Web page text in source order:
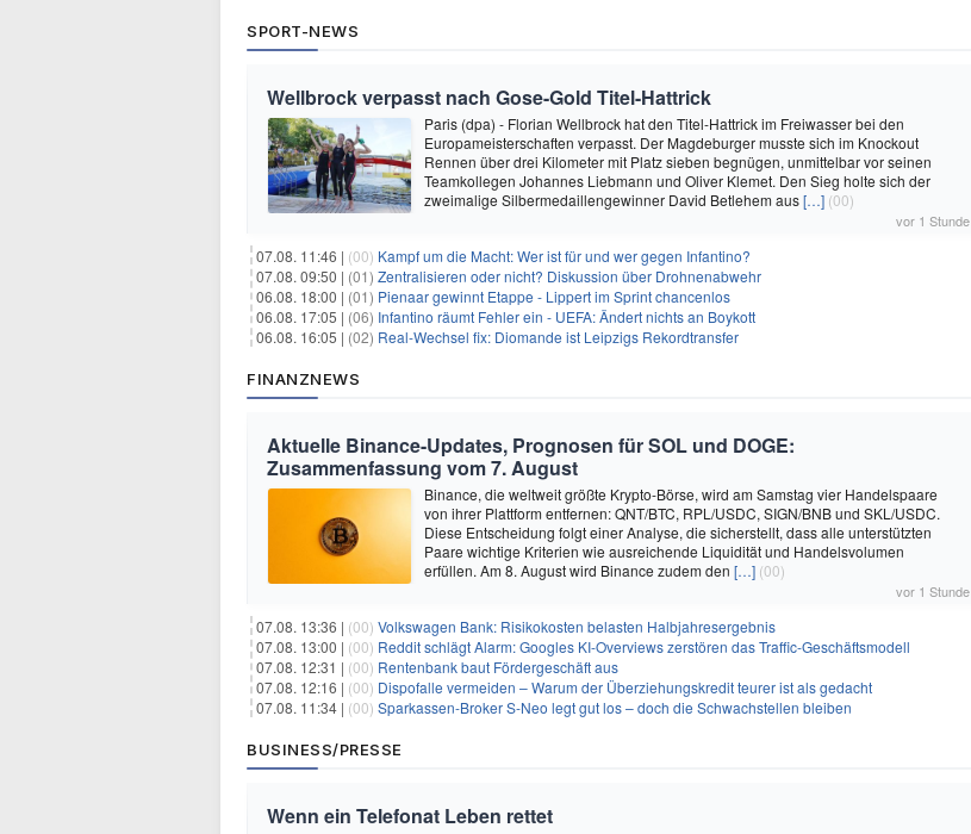
SPORT-NEWS
Wellbrock verpasst nach Gose-Gold Titel-Hattrick
Paris (dpa) - Florian Wellbrock hat den Titel-Hattrick im Freiwasser bei den
Europameisterschaften verpasst. Der Magdeburger musste sich im Knockout
Rennen über drei Kilometer mit Platz sieben begnügen, unmittelbar vor seinen
Teamkollegen Johannes Liebmann und Oliver Klemet. Den Sieg holte sich der
zweimalige Silbermedaillengewinner David Betlehem aus[…] (00)
vor 1 Stunde
07.08. 11:46 | (00) Kampf um die Macht: Wer ist für und wer gegen Infantino?
07.08. 09:50 | (01) Zentralisieren oder nicht? Diskussion über Drohnenabwehr
06.08. 18:00 | (01) Pienaar gewinnt Etappe - Lippert im Sprint chancenlos
06.08. 17:05 | (06) Infantino räumt Fehler ein - UEFA: Ändert nichts an Boykott
06.08. 16:05 | (02) Real-Wechsel fix: Diomande ist Leipzigs Rekordtransfer
FINANZNEWS
Aktuelle Binance-Updates, Prognosen für SOL und DOGE:
Zusammenfassung vom 7. August
Binance, die weltweit größte Krypto-Börse, wird am Samstag vier Handelspaare
von ihrer Plattform entfernen: QNT/BTC, RPL/USDC, SIGN/BNB und SKL/USDC.
Diese Entscheidung folgt einer Analyse, die sicherstellt, dass alle unterstützten
Paare wichtige Kriterien wie ausreichende Liquidität und Handelsvolumen
erfüllen. Am 8. August wird Binance zudem den […] (00)
vor 1 Stunde
07.08. 13:36 | (00) Volkswagen Bank: Risikokosten belasten Halbjahresergebnis
07.08. 13:00 | (00) Reddit schlägt Alarm: Googles KI-Overviews zerstören das Traffic-Geschäftsmodell
07.08. 12:31 | (00) Rentenbank baut Fördergeschäft aus
07.08. 12:16 | (00) Dispofalle vermeiden – Warum der Überziehungskredit teurer ist als gedacht
07.08. 11:34 | (00) Sparkassen-Broker S-Neo legt gut los – doch die Schwachstellen bleiben
BUSINESS/PRESSE
Wenn ein Telefonat Leben rettet